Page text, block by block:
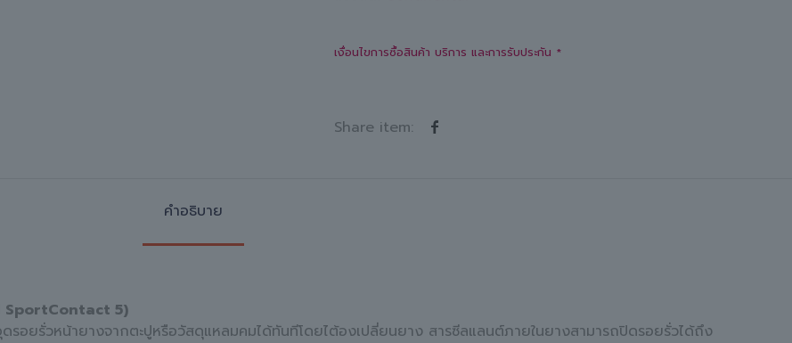
เงื่อนไขการซื้อสินค้า บริการ และการรับประกัน *
Share item:
คำอธิบาย
SportContact 5)
อยรั่วหน้ายางจากตะปูหรือวัสดุแหลมคมได้ทันทีโดยไต้องเปลี่ยนยาง สารซีลแลนต์ภายในยางสามารถปิดรอยรั่วได้ถึง